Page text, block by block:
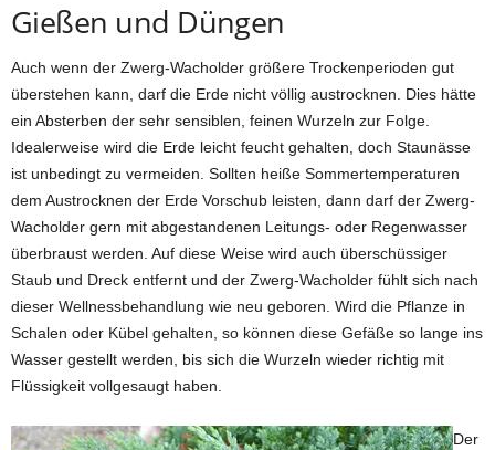
Gießen und Düngen
Auch wenn der Zwerg-Wacholder größere Trockenperioden gut
überstehen kann, darf die Erde nicht völlig austrocknen. Dies hätte
ein Absterben der sehr sensiblen, feinen Wurzeln zur Folge.
Idealerweise wird die Erde leicht feucht gehalten, doch Staunässe
ist unbedingt zu vermeiden. Sollten heiße Sommertemperaturen
dem Austrocknen der Erde Vorschub leisten, dann darf der Zwerg-
Wacholder gern mit abgestandenen Leitungs- oder Regenwasser
überbraust werden. Auf diese Weise wird auch überschüssiger
Staub und Dreck entfernt und der Zwerg-Wacholder fühlt sich nach
dieser Wellnessbehandlung wie neu geboren. Wird die Pflanze in
Schalen oder Kübel gehalten, so können diese Gefäße so lange ins
Wasser gestellt werden, bis sich die Wurzeln wieder richtig mit
Flüssigkeit vollgesaugt haben.
Der